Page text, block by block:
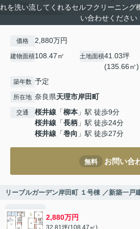
れを洗い流してくれるセルフクリーニング
い合わせください
価格 2,880万円
建物面積108.47㎡ 土地面積41.03坪
(135.66㎡)
築年数 予定
所在地 奈良県天理市岸田町
交通 桜井線 「柳本 」駅 徒歩9分
桜井線 「長柄 」駅 徒歩24分
桜井線 「巻向 」駅 徒歩27分
無料 お問い合
リーブルガーデン岸田町 １号棟 ／新築一戸
2,880万円
32.81坪(108.47㎡)